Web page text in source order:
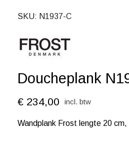
SKU N1937-C
Doucheplank
€ 234,00 incl. btw
Wandplank Frost lengte 20 cm,